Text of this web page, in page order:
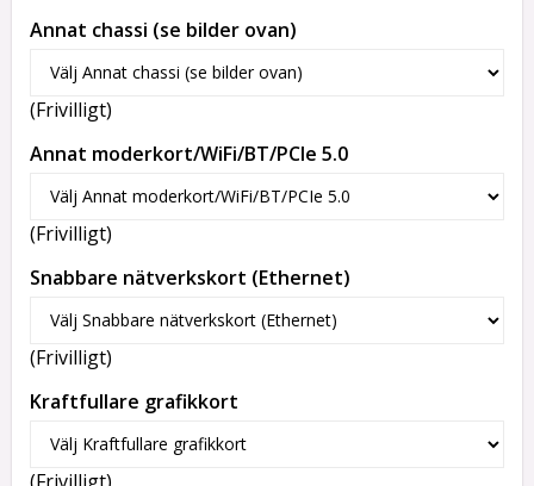
Annat chassi (se bilder ovan)
(Frivilligt)
Annat moderkort/WiFi/BT/PCIe 5.0
(Frivilligt)
Snabbare nätverkskort (Ethernet)
(Frivilligt)
Kraftfullare grafikkort